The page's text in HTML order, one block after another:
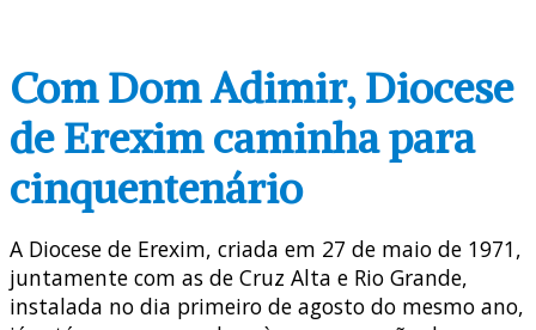
Com Dom Adimir, Diocese
de Erexim caminha para
cinquentenário
A Diocese de Erexim, criada em 27 de maio de 1971,
juntamente com as de Cruz Alta e Rio Grande,
instalada no dia primeiro de agosto do mesmo ano,